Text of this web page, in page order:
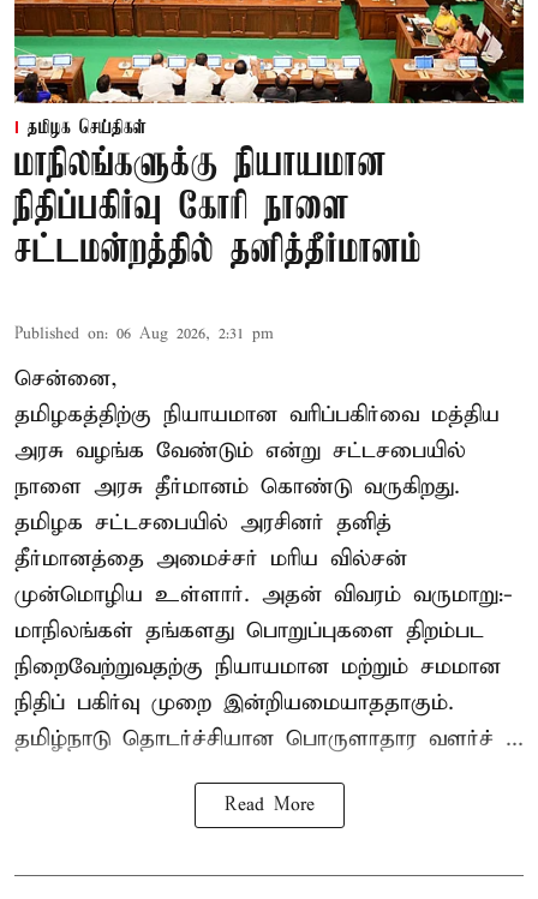
தமிழக செய்திகள்
மாநிலங்களுக்கு நியாயமான
நிதிப்பகிர்வு கோரி நாளை
சட்டமன்றத்தில் தனித்தீர்மானம்
Published on: 06 Aug 2026, 2:31 pm
சென்னை,
தமிழகத்திற்கு நியாயமான வரிப்பகிர்வை மத்திய
அரசு வழங்க வேண்டும் என்று சட்டசபையில்
நாளை அரசு தீர்மானம் கொண்டு வருகிறது.
தமிழக சட்டசபையில் அரசினர் தனித்
தீர்மானத்தை அமைச்சர் மரிய வில்சன்
முன்மொழிய உள்ளார். அதன் விவரம் வருமாறு:-
மாநிலங்கள் தங்களது பொறுப்புகளை திறம்பட
நிறைவேற்றுவதற்கு நியாயமான மற்றும் சமமான
நிதிப் பகிர்வு முறை இன்றியமையாததாகும்.
தமிழ்நாடு தொடர்ச்சியான பொருளாதார வளர்ச் ...
Read More